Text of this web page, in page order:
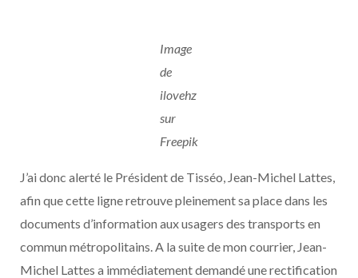
Image
de
ilovehz
sur
Freepik
J’ai donc alerté le Président de Tisséo, Jean-Michel Lattes,
afin que cette ligne retrouve pleinement sa place dans les
documents d’information aux usagers des transports en
commun métropolitains. A la suite de mon courrier, Jean-
Michel Lattes a immédiatement demandé une rectification